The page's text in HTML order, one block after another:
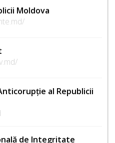
Moldova
al Republicii
de Integritate